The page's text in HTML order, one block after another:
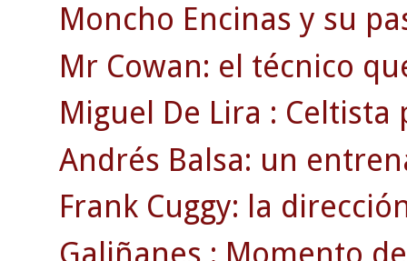
Moncho Encinas y su
Mr Cowan: el técnico
Miguel De Lira :
Andrés Balsa: un
Frank Cuggy: la
Galiñanes : Momento